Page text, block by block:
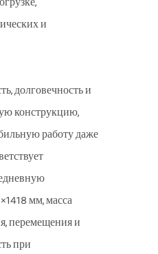
и
долговечность и
конструкцию,
работу даже
мм, масса
перемещения и
при